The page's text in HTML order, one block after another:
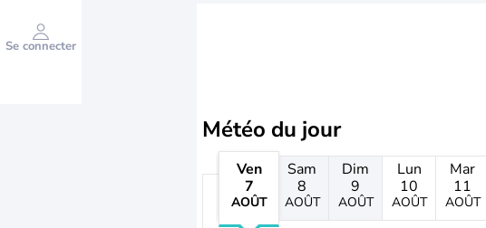
Se connecter
Météo du jour
Ven
7
AOÛT
Sam
8
AOÛT
Dim
9
AOÛT
Lun
10
AOÛT
Mar
11
AOÛT